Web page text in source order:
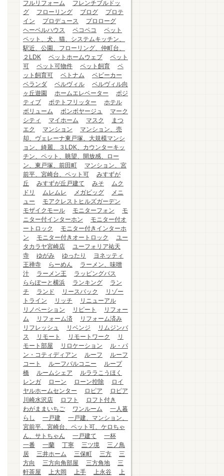
フルリフォーム
フレンチブルドッ
グ
フローリング ブログ
プロテ
イン
プロデュース
プロローグ
ヘーベルハウス
ペコペコ
ペット
ペット、犬、猫、システムキッチン、
駅近、公園、フローリング、仲町台、
２LDK
ペットホームウェブ
ペット
可
ペット可物件 ペット飼育
ペ
ット飼育可
ベトナム
ベビーカー
ベランダ
ベルヴィル
ベルヴィル向
ヶ丘遊園
ホームエレベーター
ポジ
ティブ
ポテトフリッター
ホテル
ボリューム
ボンボヤージュ
マーク
シティ
マイホーム マスク
まつ
エク
マンション
マンション、売
却、ヴェレーナ東戸塚、大規模マンシ
ョン、綺麗、３LDK、カウンターキッ
チン、ペット、眺望、開放感、ロー
ン、東戸塚、前田町
マンション、宮
前平、宮崎台、ペット可
みすずが
丘
みすずが丘戸建て みそ
ムク
ドリ
ムレムレ メガビッグ
メニ
ュー
モアクレストヒルズガーデン
モザイクモール
モニターフォン
モ
ニター付インターホン
モニター付オ
ートロック
モニター付きインターホ
ン
モニター付きオートロック
ユー
タカラヤ宮崎店
ユーフォリア祐天
寺
ゆがみ ゆったり
ヨネッティ
王禅寺
らーめん
ラーメン、味噌
汁
ラーメン王
ラッピングバス
ららぽーと横浜
ランキング
ラン
チ
ランド リースバック
リゾー
トライン
リッチ
リニューアル
リノベーション
リピート
リフォー
ム
リフォーム済
リフォーム済み
リフレッシュ
リベンジ
リムジンバ
ス
リモート リモートワーク
リ
モート部屋
リロケーション
ル・パ
ン・コティディアン
ルーフ
ルーフ
コート
ルーフバルコニー
ループ
橋
ルームシェア
ルララこうほく
レンガ
ローン ローン控除
ロイ
ヤルホームセンター
ロピア
ロピア
川崎水沢店
ロフト
ロフト付き
わがままいちご
ワンルーム
一人暮
らし
一戸建
一戸建、マンション、
宮前平、宮崎台、ペット可、ケロちゃ
ん、サトちゃん
一戸建て
一杯
一番
一蘭 丁寧 三ツ境
三ノ鳥
居
三井ホーム 三保町 三方
三
方向
三方向角部屋 三方角地
三
軒茶屋
上大岡 上手 上永谷
上